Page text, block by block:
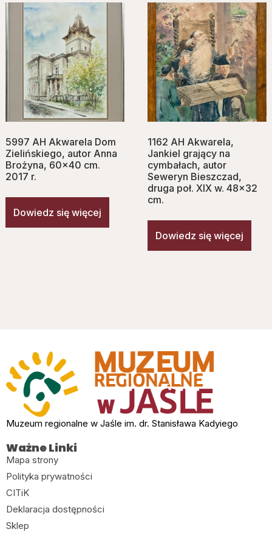
5997 AH Akwarela Dom
Zielińskiego, autor Anna
Brożyna, 60×40 cm.
2017 r.
Dowiedz się więcej
1162 AH Akwarela,
Jankiel grający na
cymbałach, autor
Seweryn Bieszczad,
druga poł. XIX w. 48×32
cm.
Dowiedz się więcej
Muzeum regionalne w Jaśle im. dr. Stanisława Kadyiego
Ważne Linki
Mapa strony
Polityka prywatności
CITiK
Deklaracja dostępności
Sklep